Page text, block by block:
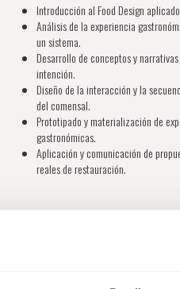
Introducción al Food Design
Análisis de la experiencia
un sistema.
Desarrollo de conceptos y
intención.
Diseño de la interacción y la
del comensal.
Prototipado y materialización de
gastronómicas.
Aplicación y comunicación de
reales de restauración.